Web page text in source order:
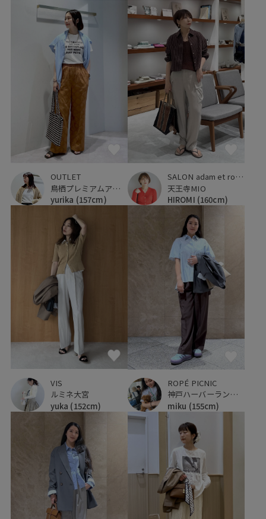
OUTLET
鳥栖プレミアムアウトレット
yurika (157cm)
SALON adam et ropé
天王寺MIO
HIROMI (160cm)
VIS
ルミネ大宮
yuka (152cm)
ROPÉ PICNIC
神戸ハーバーランドumie
miku (155cm)